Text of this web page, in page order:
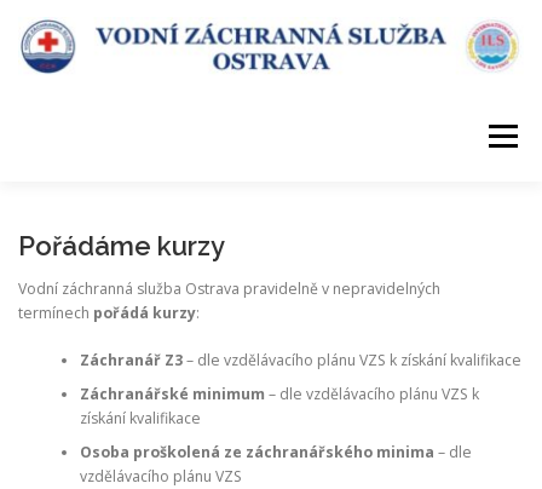
obsah
Menu
POŘÁDÁME KURZY
Pořádáme kurzy
Vodní záchranná služba Ostrava pravidelně v nepravidelných
termínech pořádá kurzy:
Záchranář Z3– dle vzdělávacího plánu VZS k získání kvalifikace
Záchranářské minimum – dle vzdělávacího plánu VZS k
získání kvalifikace
Osoba proškolená ze záchranářského minima – dle
vzdělávacího plánu VZS